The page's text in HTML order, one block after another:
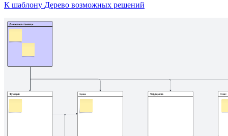
К шаблону Дерево возможных решений